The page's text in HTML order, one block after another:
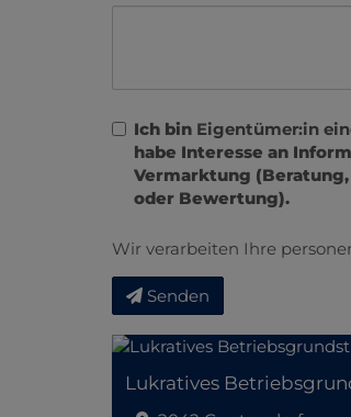
Ich bin Eigentümer:in
habe Interesse an
Vermarktung
oder Bewertung).
Wir verarbeiten Ihre
Senden